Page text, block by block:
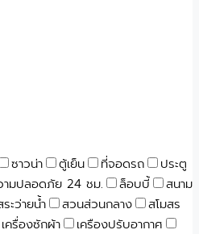
ซาวน่า ตู้เย็น ที่จอดรถ
ประตู
ามปลอดภัย 24 ชม. ล็อบบี้
สนาม
ระว่ายน้ำ สวนส่วนกลาง
สโมสร
เครื่องซักผ้า
เครืองปรับอากาศ